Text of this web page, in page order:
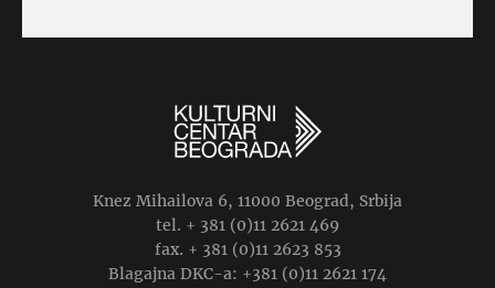
Knez Mihailova 6, 11000 Beograd, Srbija
tel. + 381 (0)11 2621 469
fax. + 381 (0)11 2623 853
Blagajna DKC-a: +381 (0)11 2621 174